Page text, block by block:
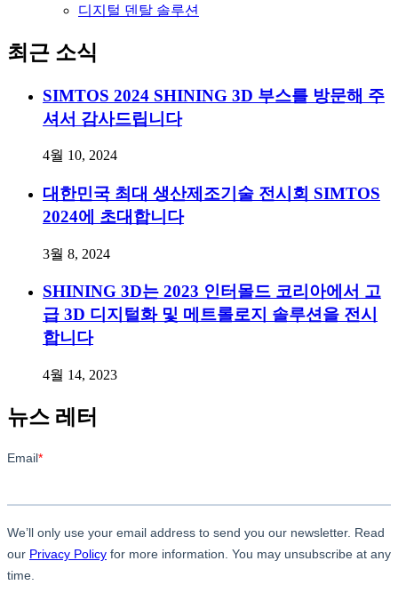
디지털 덴탈 솔루션
최근 소식
SIMTOS 2024 SHINING 3D 부스를 방문해 주
셔서 감사드립니다
4월 10, 2024
대한민국 최대 생산제조기술 전시회 SIMTOS
2024에 초대합니다
3월 8, 2024
SHINING 3D는 2023 인터몰드 코리아에서 고
급 3D 디지털화 및 메트롤로지 솔루션을 전시
합니다
4월 14, 2023
뉴스 레터